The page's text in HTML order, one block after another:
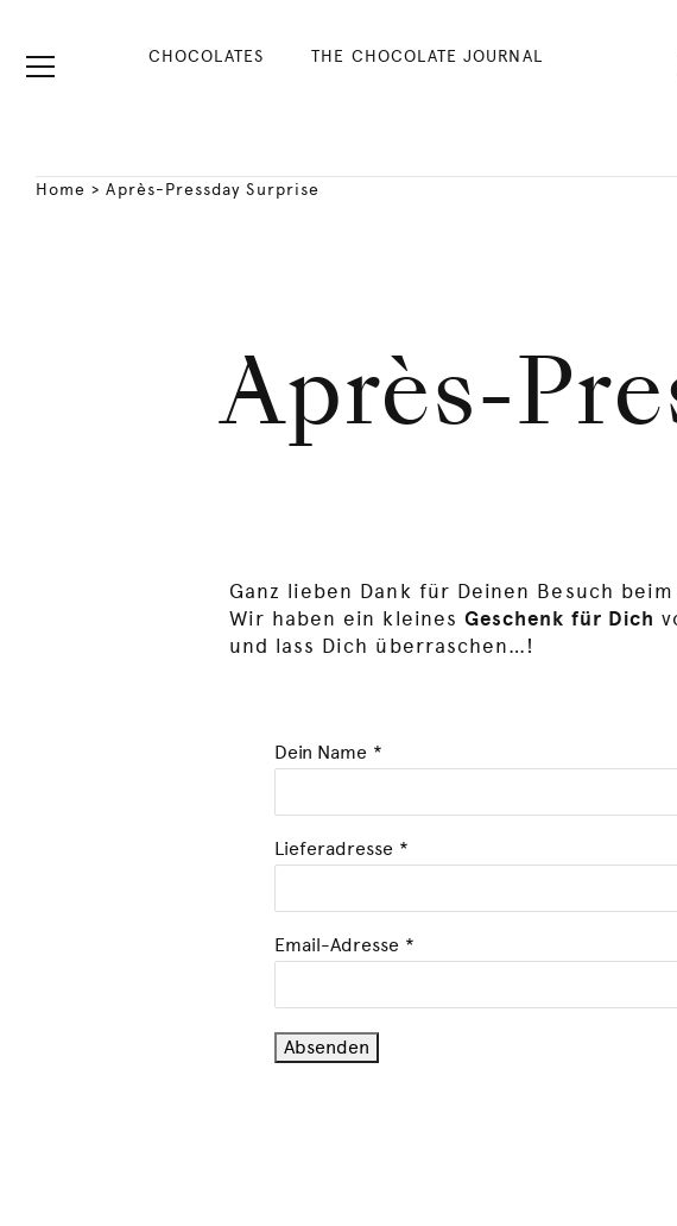
CHOCOLATES THE CHOCOLATE JOURNAL
Home >Après-Pressday Surprise
Après-
Ganz lieben Dank für Deinen Besuch beim
Wir haben ein kleines Geschenk für Dich
und lass Dich überraschen…!
Dein Name *
Lieferadresse *
Email-Adresse *
Absenden